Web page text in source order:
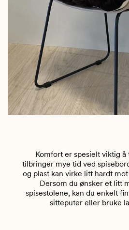
Komfort er spesielt viktig å
tilbringer mye tid ved
og plast kan virke litt hardt
Dersom du ønsker et litt
spisestolene, kan du enkelt
sitteputer eller bruke